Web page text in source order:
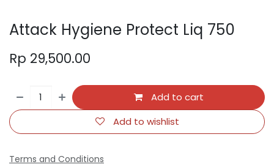
Attack Hygiene Protect Liq 750
Rp 29,500.00
Add to cart
Add to wishlist
Terms and Conditions